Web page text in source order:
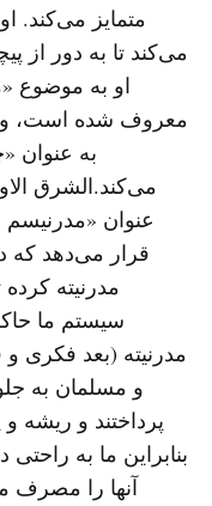
متمایز می‌کند.
می‌کند تا به دور از
او به موضوع
معروف شده است، وی
به عنوان
می‌کند.الشرق
عنوان
قرار می‌دهد که
مدرنیته
سیستم ما
مدرنیته (بعد فکری
و مسلمان به
پرداختند و ریشه
بنابراین ما به
آنها را مصرف